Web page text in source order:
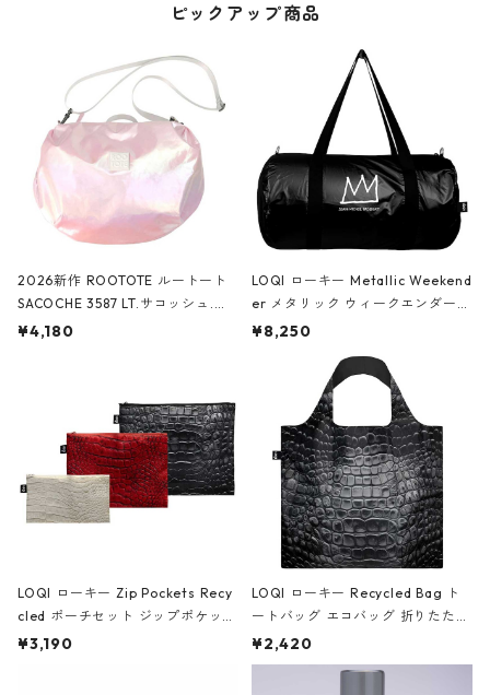
ピックアップ商品
2026新作 ROOTOTE ルートート
SACOCHE 3587 LT.サコッシュ.ル
ミエ-B ショルダーバッグ グロスピ
¥4,180
LOQI ローキー Metallic Weekend
er メタリック ウィークエンダー
ボストンバッグ ショルダーバッグ
Black ジャン=ミッシェル・バスキ
ア/クラウン ブラック
¥8,250
LOQI ローキー Zip Pockets Recy
cled ポーチセット ジップポケット
ファスナーポーチ 撥水加工 トラベ
¥3,190
LOQI ローキー Recycled Bag ト
ートバッグ エコバッグ 折りたたみ
大きめ 撥水加工 収納ポーチ CRO
CODILE/Black クロコダイル/ブラ
¥2,420